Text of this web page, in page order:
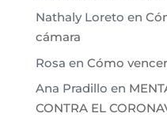
Nathaly Loreto en
cámara
Rosa en Cómo
Ana Pradillo en
CONTRA EL